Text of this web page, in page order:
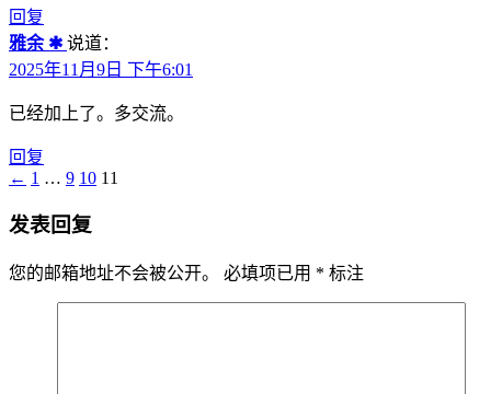
回复
雅余 ✱ 说道：
2025年11月9日 下午6:01
已经加上了。多交流。
回复
← 1 … 9 10 11
发表回复
您的邮箱地址不会被公开。 必填项已用 * 标注